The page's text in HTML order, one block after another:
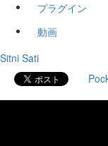
プラグイン
動画
Sitni Sati